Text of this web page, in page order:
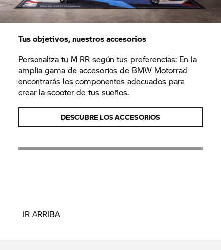
Tus objetivos, nuestros accesorios
Personaliza tu M RR según tus preferencias: En la
amplia gama de accesorios de BMW Motorrad
encontrarás los componentes adecuados para
crear la scooter de tus sueños.
DESCUBRE LOS ACCESORIOS
IR ARRIBA